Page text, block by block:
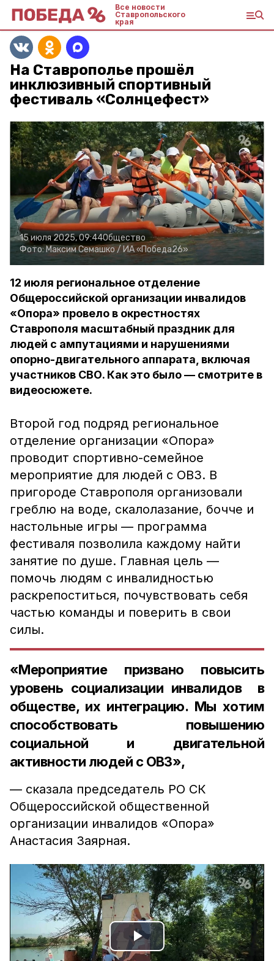
Все новости
Ставропольского
края
На Ставрополье прошёл
инклюзивный спортивный
фестиваль «Солнцефест»
15 июля 2025, 09:44Общество
Фото:Максим Семашко / ИА «Победа26»
12 июля региональное отделение
Общероссийской организации инвалидов
«Опора» провело в окрестностях
Ставрополя масштабный праздник для
людей с ампутациями и нарушениями
опорно-двигательного аппарата, включая
участников СВО. Как это было — смотрите в
видеосюжете.
Второй год подряд региональное
отделение организации «Опора»
проводит спортивно-семейное
мероприятие для людей с ОВЗ. В
пригороде Ставрополя организовали
греблю на воде, скалолазание, бочче и
настольные игры — программа
фестиваля позволила каждому найти
занятие по душе. Главная цель —
помочь людям с инвалидностью
раскрепоститься, почувствовать себя
частью команды и поверить в свои
силы.
«Мероприятие призвано повысить
уровень социализации инвалидов в
обществе, их интеграцию. Мы хотим
способствовать повышению
социальной и двигательной
активности людей с ОВЗ»,
— сказала председатель РО СК
Общероссийской общественной
организации инвалидов «Опора»
Анастасия Заярная.
Play